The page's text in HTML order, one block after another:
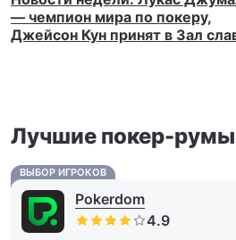
— чемпион мира по покеру,
Джейсон Кун принят в Зал
Лучшие покер-румы
ВЫБОР ИГРОКОВ
Pokerdom